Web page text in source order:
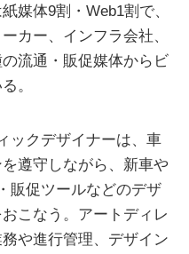
媒体9割・Web1割で、
カー、インフラ会社、
流通・販促媒体からビ
。
ックデザイナーは、車
遵守しながら、新車や
販促ツールなどのデザ
こなう。アートディレ
や進行管理、デザイン